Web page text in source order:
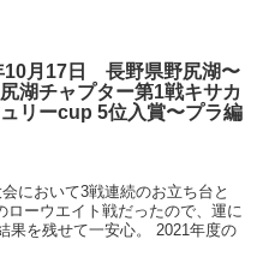
10月17日 長野県野尻湖〜
湖チャプター第1戦キサカ
リーcup 5位入賞〜プラ編
において3戦連続のお立ち台と
ーウエイト戦だったので、運に
果を残せて一安心。 2021年度の